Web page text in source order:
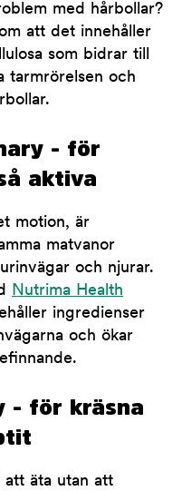
med hårbollar?
att det innehåller
som bidrar till
tarmrörelsen och
- för
aktiva
motion, är
matvanor
och njurar.
Nutrima Health
ingredienser
och ökar
- för kräsna
äta utan att